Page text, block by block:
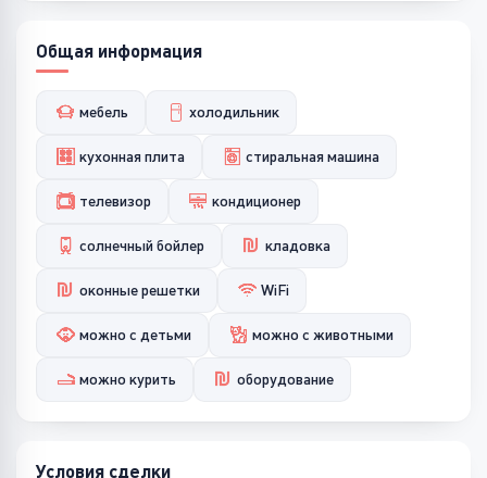
Общая информация
мебель холодильник
кухонная плита стиральная машина
телевизор кондиционер
солнечный бойлер кладовка
оконные решетки WiFi
можно с детьми можно с животными
можно курить оборудование
Условия сделки